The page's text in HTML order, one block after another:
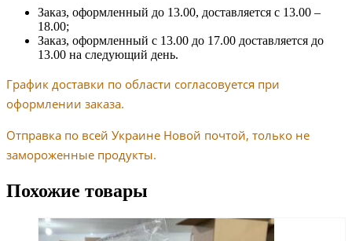
Заказ, оформленный до 13.00, доставляется с 13.00 –
18.00;
Заказ, оформленный с 13.00 до 17.00 доставляется до
13.00 на следующий день.
График доставки по области согласовуется при
оформлении заказа.
Отправка по всей Украине Новой почтой, только не
замороженные продукты.
Похожие товары